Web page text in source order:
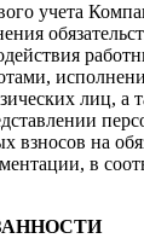
учета
лиц, а
взносов на
в